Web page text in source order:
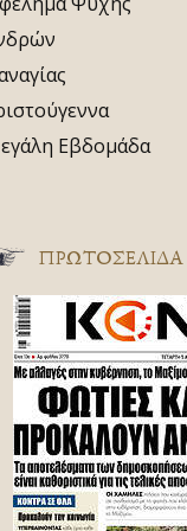
Εβδομάδα